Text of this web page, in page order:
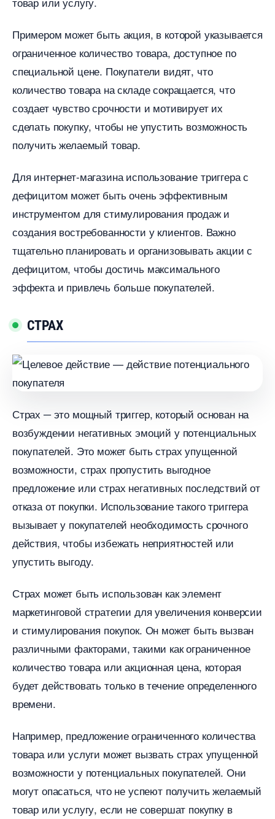
Примером может быть акция, в которой указывается
ограниченное количество товара, доступное по
специальной цене.​ Покупатели видят, что
количество товара на складе сокращается, что
создает чувство срочности и мотивирует их
сделать покупку, чтобы не упустить возможность
получить желаемый товар.​
Для интернет-магазина использование триггера с
дефицитом может быть очень эффективным
инструментом для стимулирования продаж и
создания востребованности у клиентов.​ Важно
тщательно планировать и организовывать акции с
дефицитом, чтобы достичь максимального
эффекта и привлечь больше покупателей.​
СТРАХ
Страх ─ это мощный триггер, который основан на
озбуждении негативных эмоций у потенциальных
покупателей.​ Это может быть страх упущенной
озможности, страх пропустить выгодное
предложение или страх негативных последствий от
отказа от покупки.​ Использование такого триггера
ызывает у покупателей необходимость срочного
действия, чтобы избежать неприятностей или
упустить выгоду.​
Страх может быть использован как элемент
маркетинговой стратегии для увеличения конверсии
и стимулирования покупок.​ Он может быть вызван
различными факторами, такими как ограниченное
количество товара или акционная цена, которая
удет действовать только в течение определенного
ремени.​
Например, предложение ограниченного количества
товара или услуги может вызвать страх упущенной
озможности у потенциальных покупателей. Они
могут опасаться, что не успеют получить желаемый
товар или услугу, если не совершат покупку